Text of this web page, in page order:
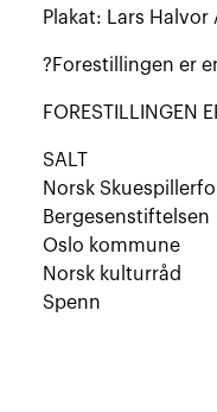
Plakat: Lars Halvor
?Forestillingen er
FORESTILLINGEN
SALT
Norsk
Bergesenstiftelsen
Oslo kommune
Norsk kulturråd
Spenn